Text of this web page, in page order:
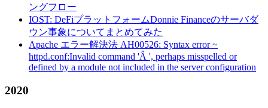
ングフロー
IOST: DeFiプラットフォームDonnie Financeのサーバダ
ウン事象についてまとめてみた
Apache エラー解決法 AH00526: Syntax error ~
httpd.conf:Invalid command 'Â ', perhaps misspelled or
defined by a module not included in the server configuration
2020